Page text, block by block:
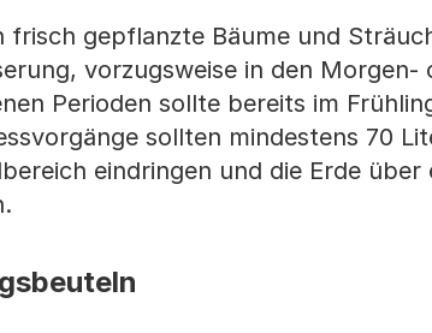
gepflanzte Bäume und
vorzugsweise in den Morgen-
Perioden sollte bereits im
sollten mindestens 70
eindringen und die Erde über